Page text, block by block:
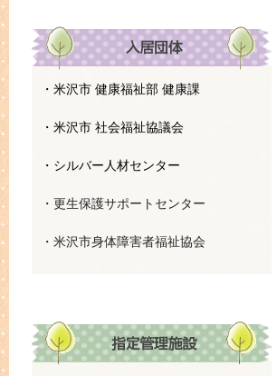
・米沢市 健康福祉部 健康課
・米沢市 社会福祉協議会
・シルバー人材センター
・更生保護サポートセンター
・米沢市身体障害者福祉協会